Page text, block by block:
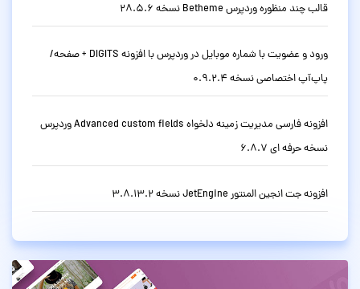
قالب چند منظوره وردپرس Betheme نسخه 28.5.6
ورود و عضویت با شماره موبایل در وردپرس با افزونه DIGITS + صفحه/
پاپ‌آپ اختصاصی نسخه 0.9.2.4
افزونه فارسی مدیریت زمینه دلخواه Advanced custom fields وردپرس
نسخه حرفه ای 6.8.7
افزونه جت انجین المنتور JetEngine نسخه 3.8.13.2